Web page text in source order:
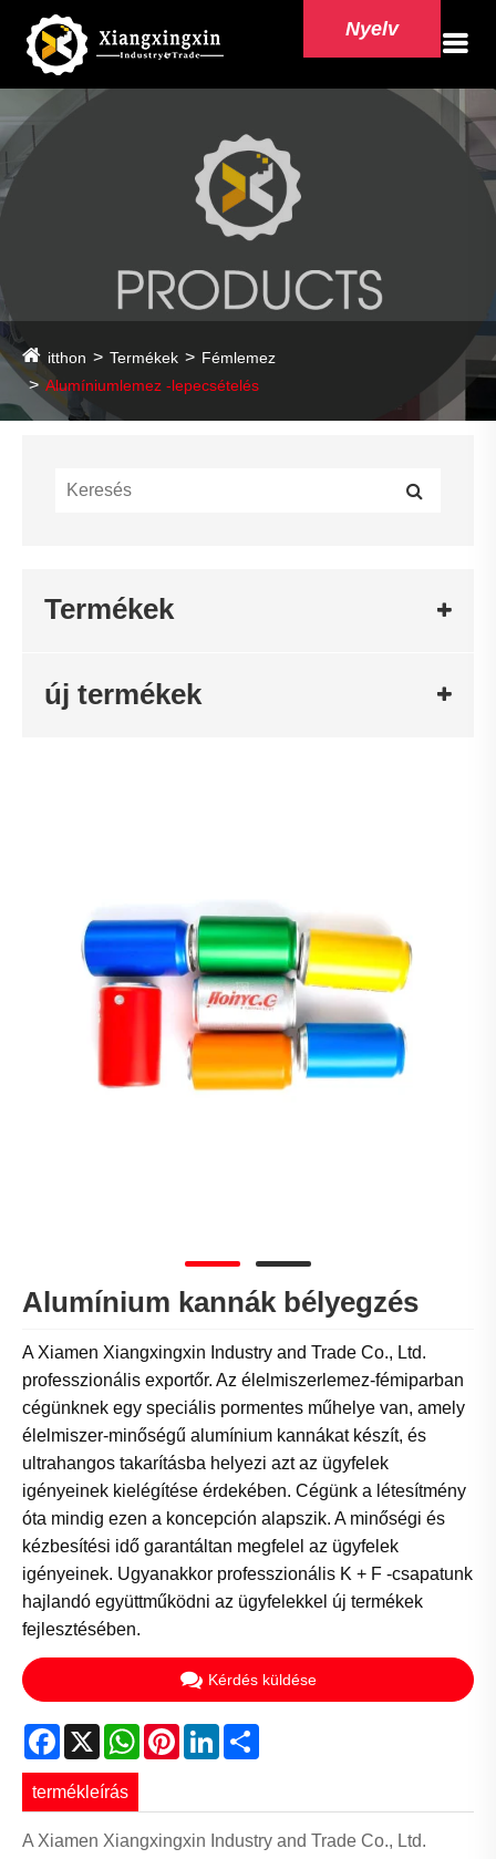
Nyelv
itthon Termékek
Fémlemez
Alumíniumlemez -lepecsételés
Termékek
új termékek
Alumínium kannák bélyegzés
A Xiamen Xiangxingxin Industry and Trade Co., Ltd.
professzionális exportőr. Az élelmiszerlemez-fémiparban
cégünknek egy speciális pormentes műhelye van, amely
élelmiszer-minőségű alumínium kannákat készít, és
ultrahangos takarításba helyezi azt az ügyfelek
igényeinek kielégítése érdekében. Cégünk a létesítmény
óta mindig ezen a koncepción alapszik. A minőségi és
kézbesítési idő garantáltan megfelel az ügyfelek
igényeinek. Ugyanakkor professzionális K + F -csapatunk
hajlandó együttműködni az ügyfelekkel új termékek
fejlesztésében.
Kérdés küldése
Facebook
X WhatsApp
PinterestLinkedIn
termékleírás
A Xiamen Xiangxingxin Industry and Trade Co., Ltd.